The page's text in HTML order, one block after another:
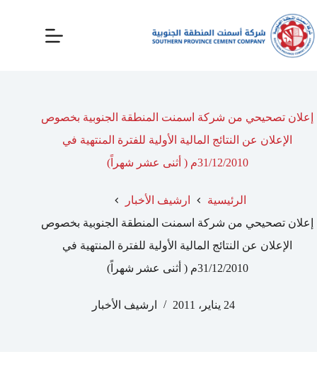
إعلان تصحيحي من شركة اسمنت المنطقة الجنوبية بخصوص
الإعلان عن النتائج المالية الأولية للفترة المنتهية في
31/12/2010م ( أثنى عشر شهراً)
الرئيسية
ارشيف الأخبار
إعلان تصحيحي من شركة اسمنت المنطقة الجنوبية بخصوص
الإعلان عن النتائج المالية الأولية للفترة المنتهية في
31/12/2010م ( أثنى عشر شهراً)
24 يناير، 2011 ارشيف الأخبار